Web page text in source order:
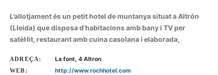
L’allotjament és un petit hotel de muntanya situat a Altrón
(Lleida) que disposa d’habitacions amb bany i TV per
satèl·lit, restaurant amb cuina casolana i elaborada,
ADREÇA: La font, 4 Altron
WEB: http://www.rochhotel.com